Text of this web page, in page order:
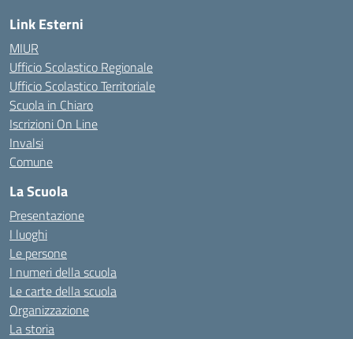
Link Esterni
MIUR
Ufficio Scolastico Regionale
Ufficio Scolastico Territoriale
Scuola in Chiaro
Iscrizioni On Line
Invalsi
Comune
La Scuola
Presentazione
I luoghi
Le persone
I numeri della scuola
Le carte della scuola
Organizzazione
La storia